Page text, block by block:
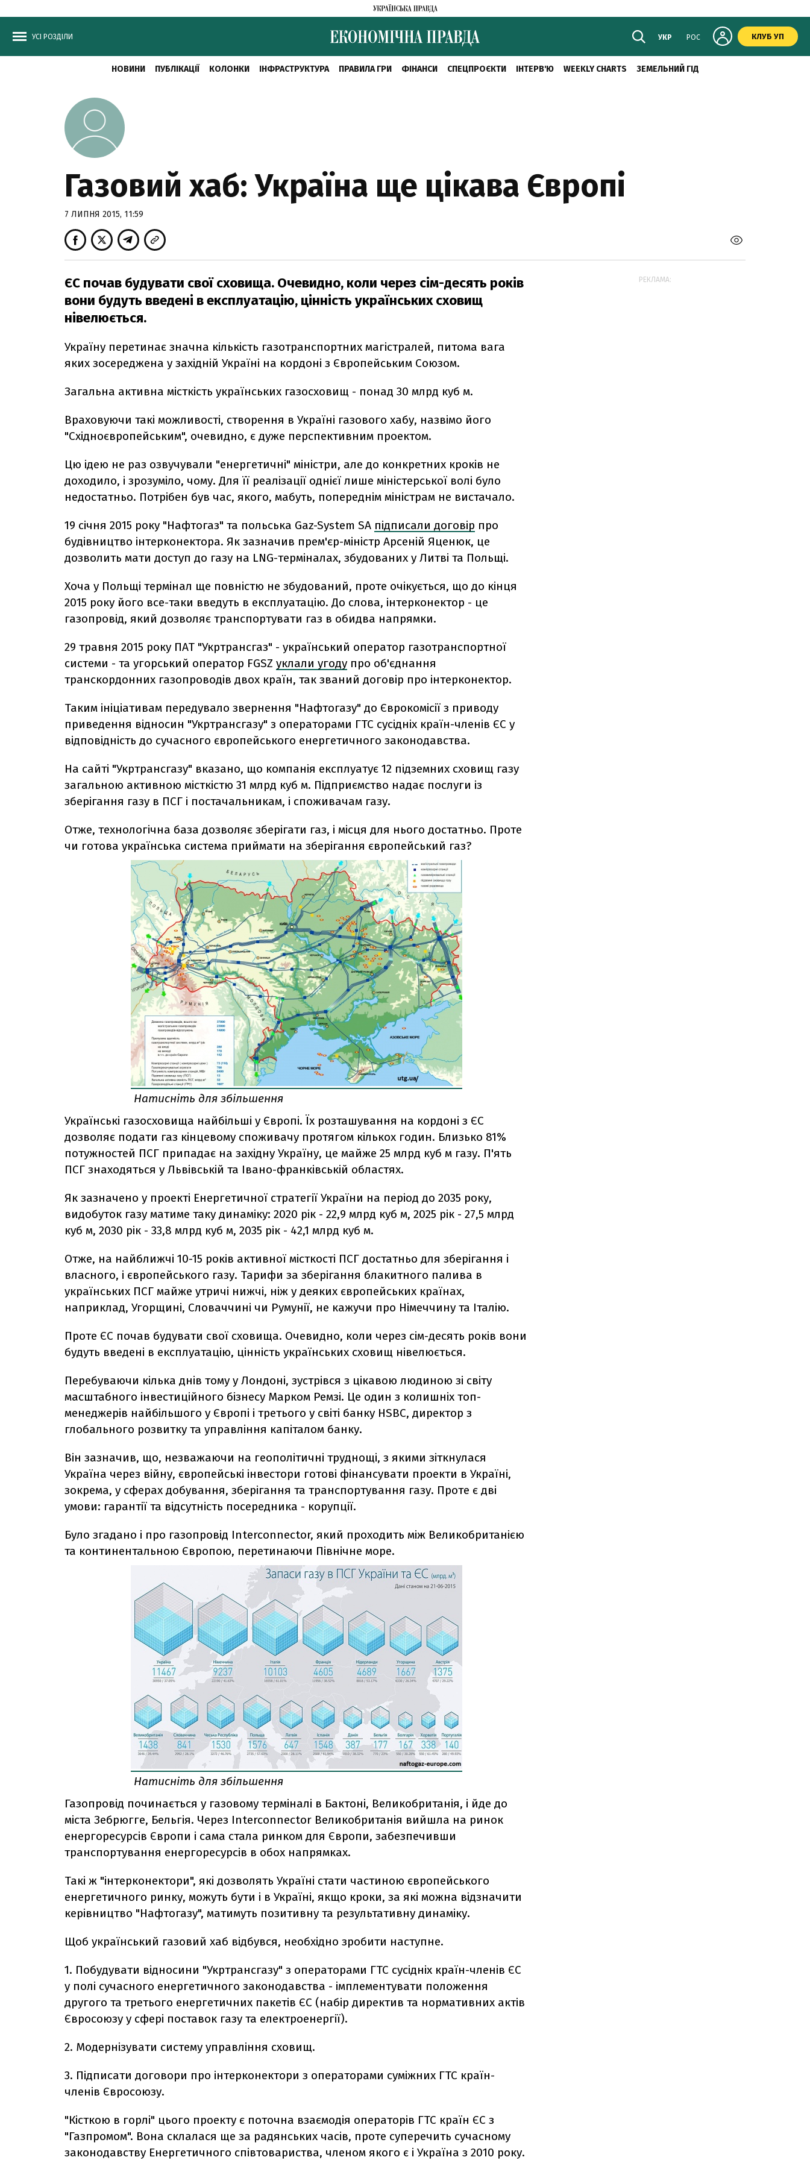
УСІ РОЗДІЛИ УКР РОС КЛУБ УП
НОВИНИ ПУБЛІКАЦІЇ КОЛОНКИ ІНФРАСТРУКТУРА ПРАВИЛА ГРИ ФІНАНСИ СПЕЦПРОЄКТИ ІНТЕРВ'Ю WEEKLY CHARTS ЗЕМЕЛЬНИЙ ГІД
Газовий хаб: Україна ще цікава Європі
7 ЛИПНЯ 2015, 11:59
ЄС почав будувати свої сховища. Очевидно, коли через сім-десять років
вони будуть введені в експлуатацію, цінність українських сховищ
нівелюється.
Україну перетинає значна кількість газотранспортних магістралей, питома вага
яких зосереджена у західній Україні на кордоні з Європейським Союзом.
Загальна активна місткість українських газосховищ - понад 30 млрд куб м.
Враховуючи такі можливості, створення в Україні газового хабу, назвімо його
"Східноєвропейським", очевидно, є дуже перспективним проектом.
Цю ідею не раз озвучували "енергетичні" міністри, але до конкретних кроків не
доходило, і зрозуміло, чому. Для її реалізації однієї лише міністерської волі було
недостатньо. Потрібен був час, якого, мабуть, попереднім міністрам не вистачало.
19 січня 2015 року "Нафтогаз" та польська Gaz-System SA підписали договір про
будівництво інтерконектора. Як зазначив прем'єр-міністр Арсеній Яценюк, це
дозволить мати доступ до газу на LNG-терміналах, збудованих у Литві та Польщі.
Хоча у Польщі термінал ще повністю не збудований, проте очікується, що до кінця
2015 року його все-таки введуть в експлуатацію. До слова, інтерконектор - це
газопровід, який дозволяє транспортувати газ в обидва напрямки.
29 травня 2015 року ПАТ "Укртрансгаз" - український оператор газотранспортної
системи - та угорський оператор FGSZ уклали угоду про об'єднання
транскордонних газопроводів двох країн, так званий договір про інтерконектор.
Таким ініціативам передувало звернення "Нафтогазу" до Єврокомісії з приводу
приведення відносин "Укртрансгазу" з операторами ГТС сусідніх країн-членів ЄС у
відповідність до сучасного європейського енергетичного законодавства.
На сайті "Укртрансгазу" вказано, що компанія експлуатує 12 підземних сховищ газу
загальною активною місткістю 31 млрд куб м. Підприємство надає послуги із
зберігання газу в ПСГ і постачальникам, і споживачам газу.
Отже, технологічна база дозволяє зберігати газ, і місця для нього достатньо. Проте
чи готова українська система приймати на зберігання європейський газ?
Натисніть для збільшення
Українські газосховища найбільші у Європі. Їх розташування на кордоні з ЄС
дозволяє подати газ кінцевому споживачу протягом кількох годин. Близько 81%
потужностей ПСГ припадає на західну Україну, це майже 25 млрд куб м газу. П'ять
ПСГ знаходяться у Львівській та Івано-франківській областях.
Як зазначено у проекті Енергетичної стратегії України на період до 2035 року,
видобуток газу матиме таку динаміку: 2020 рік - 22,9 млрд куб м, 2025 рік - 27,5 млрд
куб м, 2030 рік - 33,8 млрд куб м, 2035 рік - 42,1 млрд куб м.
Отже, на найближчі 10-15 років активної місткості ПСГ достатньо для зберігання і
власного, і європейського газу. Тарифи за зберігання блакитного палива в
українських ПСГ майже утричі нижчі, ніж у деяких європейських країнах,
наприклад, Угорщині, Словаччині чи Румунії, не кажучи про Німеччину та Італію.
Проте ЄС почав будувати свої сховища. Очевидно, коли через сім-десять років вони
будуть введені в експлуатацію, цінність українських сховищ нівелюється.
Перебуваючи кілька днів тому у Лондоні, зустрівся з цікавою людиною зі світу
масштабного інвестиційного бізнесу Марком Ремзі. Це один з колишніх топ-
менеджерів найбільшого у Європі і третього у світі банку HSBC, директор з
глобального розвитку та управління капіталом банку.
Він зазначив, що, незважаючи на геополітичні труднощі, з якими зіткнулася
Україна через війну, європейські інвестори готові фінансувати проекти в Україні,
зокрема, у сферах добування, зберігання та транспортування газу. Проте є дві
умови: гарантії та відсутність посередника - корупції.
Було згадано і про газопровід Interconnector, який проходить між Великобританією
та континентальною Європою, перетинаючи Північне море.
Натисніть для збільшення
Газопровід починається у газовому терміналі в Бактоні, Великобританія, і йде до
міста Зебрюгге, Бельгія. Через Interconnector Великобританія вийшла на ринок
енергоресурсів Європи і сама стала ринком для Європи, забезпечивши
транспортування енергоресурсів в обох напрямках.
Такі ж "інтерконектори", які дозволять Україні стати частиною європейського
енергетичного ринку, можуть бути і в Україні, якщо кроки, за які можна відзначити
керівництво "Нафтогазу", матимуть позитивну та результативну динаміку.
Щоб український газовий хаб відбувся, необхідно зробити наступне.
1. Побудувати відносини "Укртрансгазу" з операторами ГТС сусідніх країн-членів ЄС
у полі сучасного енергетичного законодавства - імплементувати положення
другого та третього енергетичних пакетів ЄС (набір директив та нормативних актів
Євросоюзу у сфері поставок газу та електроенергії).
2. Модернізувати систему управління сховищ.
3. Підписати договори про інтерконектори з операторами суміжних ГТС країн-
членів Євросоюзу.
"Кісткою в горлі" цього проекту є поточна взаємодія операторів ГТС країн ЄС з
"Газпромом". Вона склалася ще за радянських часів, проте суперечить сучасному
законодавству Енергетичного співтовариства, членом якого є і Україна з 2010 року.
РЕКЛАМА: